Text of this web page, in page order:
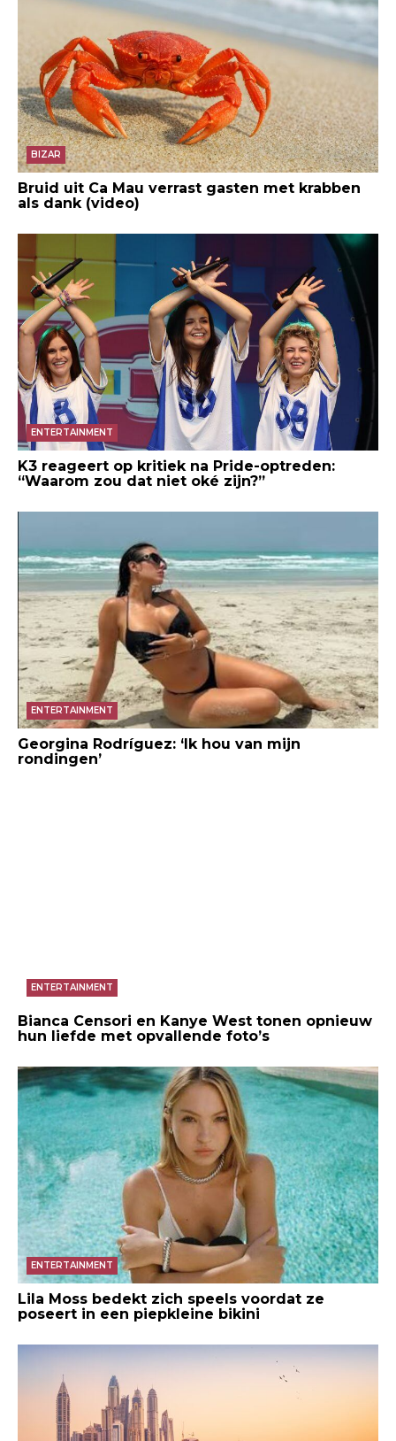
BIZAR
Bruid uit Ca Mau verrast gasten met krabben
als dank (video)
ENTERTAINMENT
K3 reageert op kritiek na Pride-optreden:
“Waarom zou dat niet oké zijn?”
ENTERTAINMENT
Georgina Rodríguez: ‘Ik hou van mijn
rondingen’
ENTERTAINMENT
Bianca Censori en Kanye West tonen opnieuw
hun liefde met opvallende foto’s
ENTERTAINMENT
Lila Moss bedekt zich speels voordat ze
poseert in een piepkleine bikini